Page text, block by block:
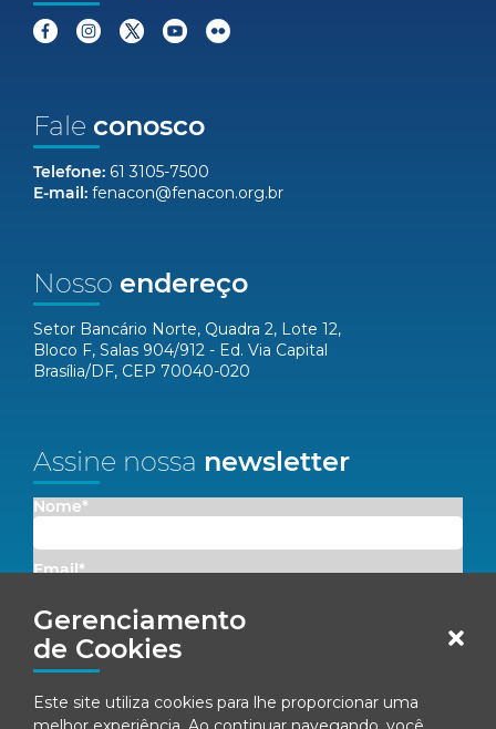
Gerenciamento
de Cookies
Este site utiliza cookies para lhe proporcionar uma
Fale conosco
Telefone: 61 3105-7500
E-mail: fenacon@fenacon.org.br
Nosso endereço
Setor Bancário Norte, Quadra 2, Lote 12,
Bloco F, Salas 904/912 - Ed. Via Capital
Brasília/DF, CEP 70040-020
Assine nossa newsletter
Nome*
Email*
Concordo em receber comunicações da Fenacon.